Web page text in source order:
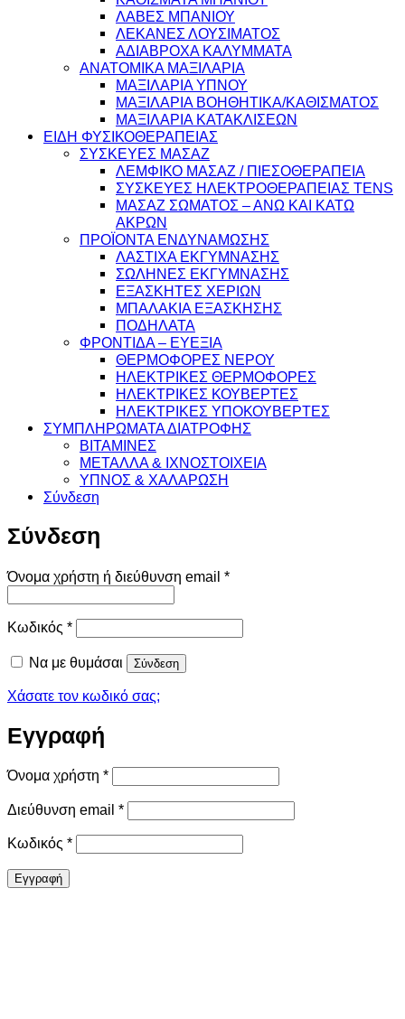
ΛΑΒΕΣ ΜΠΑΝΙΟΥ
ΛΕΚΑΝΕΣ ΛΟΥΣΙΜΑΤΟΣ
ΑΔΙΑΒΡΟΧΑ ΚΑΛΥΜΜΑΤΑ
ΑΝΑΤΟΜΙΚΑ ΜΑΞΙΛΑΡΙΑ
ΜΑΞΙΛΑΡΙΑ ΥΠΝΟΥ
ΜΑΞΙΛΑΡΙΑ ΒΟΗΘΗΤΙΚΑ/ΚΑΘΙΣΜΑΤΟΣ
ΜΑΞΙΛΑΡΙΑ ΚΑΤΑΚΛΙΣΕΩΝ
ΕΙΔΗ ΦΥΣΙΚΟΘΕΡΑΠΕΙΑΣ
ΣΥΣΚΕΥΕΣ ΜΑΣΑΖ
ΛΕΜΦΙΚΟ ΜΑΣΑΖ / ΠΙΕΣΟΘΕΡΑΠΕΙΑ
ΣΥΣΚΕΥΕΣ ΗΛΕΚΤΡΟΘΕΡΑΠΕΙΑΣ TENS
ΜΑΣΑΖ ΣΩΜΑΤΟΣ – ΑΝΩ ΚΑΙ ΚΑΤΩ
ΑΚΡΩΝ
ΠΡΟΪΟΝΤΑ ΕΝΔΥΝΑΜΩΣΗΣ
ΛΑΣΤΙΧΑ ΕΚΓΥΜΝΑΣΗΣ
ΣΩΛΗΝΕΣ ΕΚΓΥΜΝΑΣΗΣ
ΕΞΑΣΚΗΤΕΣ ΧΕΡΙΩΝ
ΜΠΑΛΑΚΙΑ ΕΞΑΣΚΗΣΗΣ
ΠΟΔΗΛΑΤΑ
ΦΡΟΝΤΙΔΑ – ΕΥΕΞΙΑ
ΘΕΡΜΟΦΟΡΕΣ ΝΕΡΟΥ
ΗΛΕΚΤΡΙΚΕΣ ΘΕΡΜΟΦΟΡΕΣ
ΗΛΕΚΤΡΙΚΕΣ ΚΟΥΒΕΡΤΕΣ
ΗΛΕΚΤΡΙΚΕΣ ΥΠΟΚΟΥΒΕΡΤΕΣ
ΣΥΜΠΛΗΡΩΜΑΤΑ ΔΙΑΤΡΟΦΗΣ
ΒΙΤΑΜΙΝΕΣ
ΜΕΤΑΛΛΑ & ΙΧΝΟΣΤΟΙΧΕΙΑ
ΥΠΝΟΣ & ΧΑΛΑΡΩΣΗ
Σύνδεση
Σύνδεση
Όνομα χρήστη ή διεύθυνση email *Απαιτείται
Κωδικός *Απαιτείται
Να με θυμάσαι Σύνδεση
Χάσατε τον κωδικό σας;
Εγγραφή
Όνομα χρήστη *Απαιτείται
Διεύθυνση email *Απαιτείται
Κωδικός *Απαιτείται
Εγγραφή